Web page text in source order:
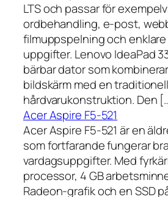
LTS och passar för
ordbehandling, e-post,
filmuppspelning och
uppgifter. Lenovo IdeaPad
bärbar dator som
bildskärm med en traditionell
hårdvarukonstruktion. Den
Acer Aspire F5-521
Acer Aspire F5-521 är en
som fortfarande fungerar
vardagsuppgifter. Med
processor, 4 GB
Radeon-grafik och en SSD